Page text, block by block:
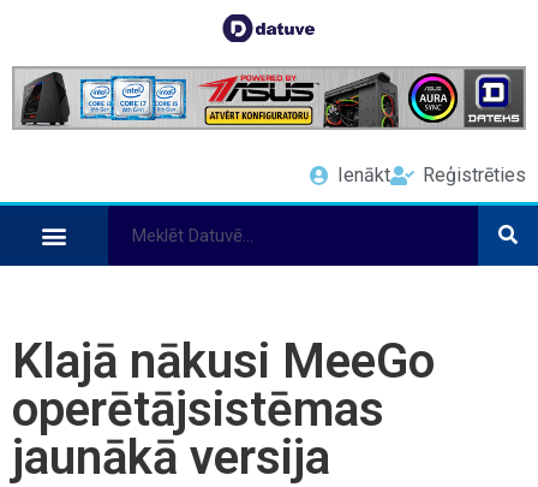
Ienākt Reģistrēties
Klajā nākusi MeeGo
operētājsistēmas
jaunākā versija